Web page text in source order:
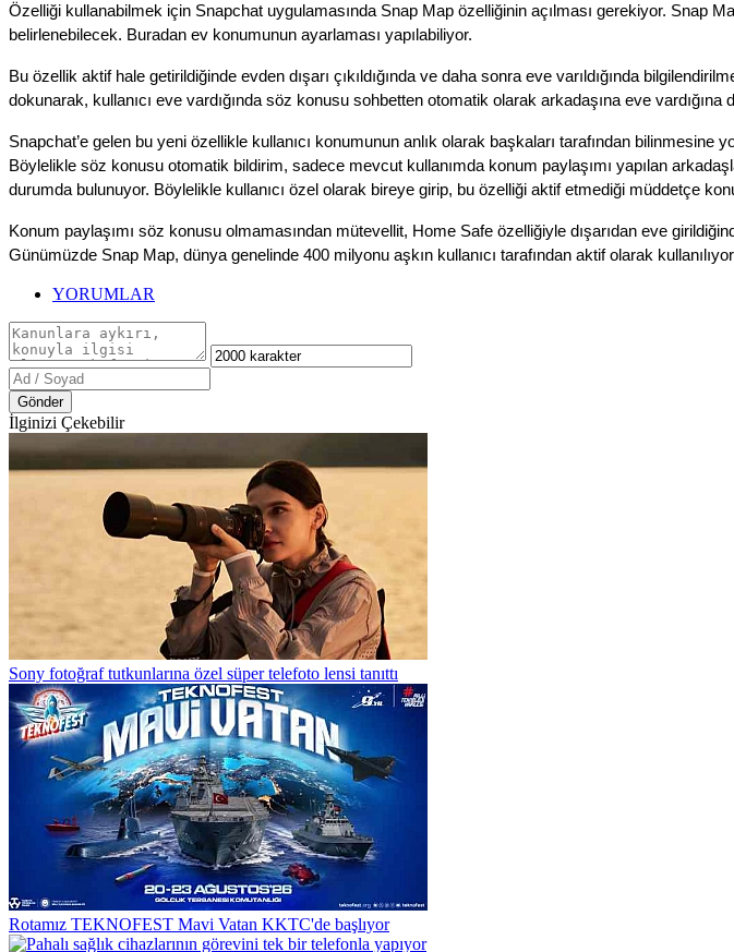
Özelliği kullanabilmek için Snapchat uygulamasında Snap Map özelliğinin açılması gerekiyor. Snap
belirlenebilecek. Buradan ev konumunun ayarlaması yapılabiliyor.
Bu özellik aktif hale getirildiğinde evden dışarı çıkıldığında ve daha sonra eve varıldığında
dokunarak, kullanıcı eve vardığında söz konusu sohbetten otomatik olarak arkadaşına eve
Snapchat’e gelen bu yeni özellikle kullanıcı konumunun anlık olarak başkaları tarafından bilinmesine
Böylelikle söz konusu otomatik bildirim, sadece mevcut kullanımda konum paylaşımı yapılan
durumda bulunuyor. Böylelikle kullanıcı özel olarak bireye girip, bu özelliği aktif etmediği müddetçe
Konum paylaşımı söz konusu olmamasından mütevellit, Home Safe özelliğiyle dışarıdan eve
Günümüzde Snap Map, dünya genelinde 400 milyonu aşkın kullanıcı tarafından aktif olarak
YORUMLAR
Gönder
İlginizi Çekebilir
Sony fotoğraf tutkunlarına özel süper telefoto lensi tanıttı
Rotamız TEKNOFEST Mavi Vatan KKTC'de başlıyor